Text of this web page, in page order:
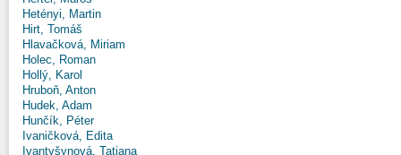
Hetényi, Martin
Hirt, Tomáš
Hlavačková, Miriam
Holec, Roman
Hollý, Karol
Hruboň, Anton
Hudek, Adam
Hunčík, Péter
Ivaničková, Edita
Ivantyšynová, Tatiana